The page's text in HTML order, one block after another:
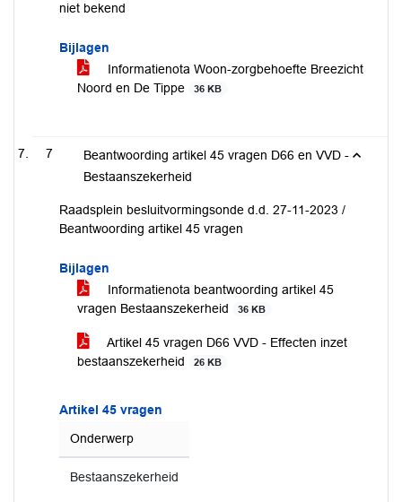
niet bekend
Bijlagen
Informatienota Woon-zorgbehoefte Breezicht
Noord en De Tippe
36 KB
7
Beantwoording artikel 45 vragen D66 en VVD -
Bestaanszekerheid
Raadsplein besluitvormingsonde d.d. 27-11-2023 /
Beantwoording artikel 45 vragen
Bijlagen
Informatienota beantwoording artikel 45
vragen Bestaanszekerheid
36 KB
Artikel 45 vragen D66 VVD - Effecten inzet
bestaanszekerheid
26 KB
Artikel 45 vragen
Onderwerp
Bestaanszekerheid